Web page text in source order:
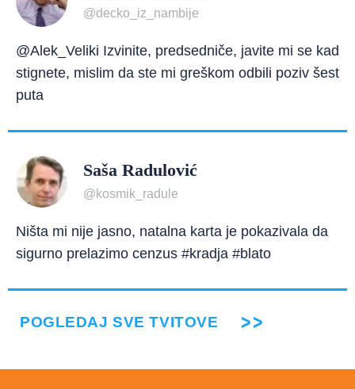
@decko_iz_nambije
@Alek_Veliki Izvinite, predsedniče, javite mi se kad
stignete, mislim da ste mi greškom odbili poziv šest
puta
Saša Radulović
@kosmik_radule
Ništa mi nije jasno, natalna karta je pokazivala da
sigurno prelazimo cenzus #kradja #blato
POGLEDAJ SVE TVITOVE